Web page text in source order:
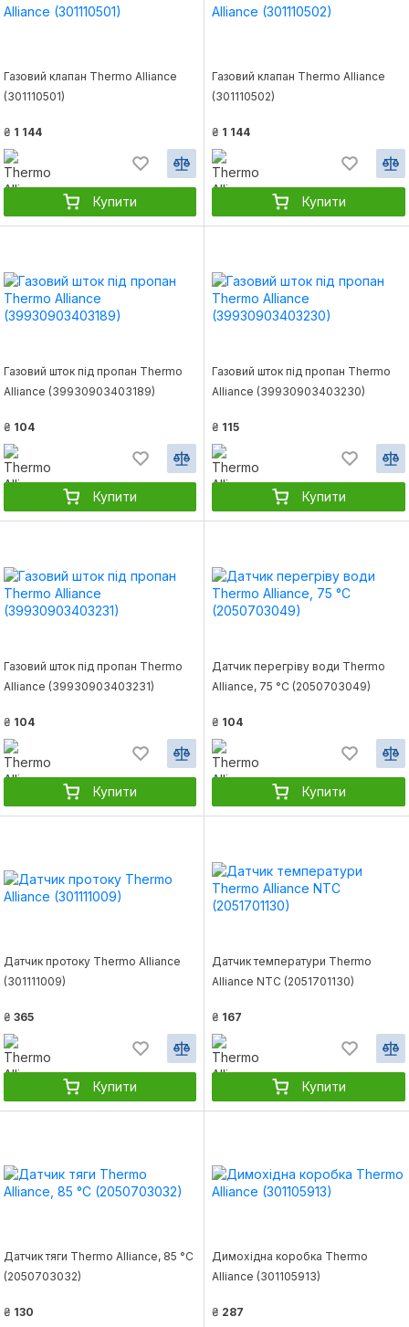
Газовий клапан Thermo Alliance
(301110501)
₴ 1 144
Купити
Газовий клапан Thermo Alliance
(301110502)
₴ 1 144
Купити
Газовий шток під пропан Thermo
Alliance (39930903403189)
₴ 104
Купити
Газовий шток під пропан Thermo
Alliance (39930903403230)
₴ 115
Купити
Газовий шток під пропан Thermo
Alliance (39930903403231)
₴ 104
Купити
Датчик перегріву води Thermo
Alliance, 75 °С (2050703049)
₴ 104
Купити
Датчик протоку Thermo Alliance
(301111009)
₴ 365
Купити
Датчик температури Thermo
Alliance NTC (2051701130)
₴ 167
Купити
Датчик тяги Thermo Alliance, 85 °С
(2050703032)
₴ 130
Димохідна коробка Thermo
Alliance (301105913)
₴ 287